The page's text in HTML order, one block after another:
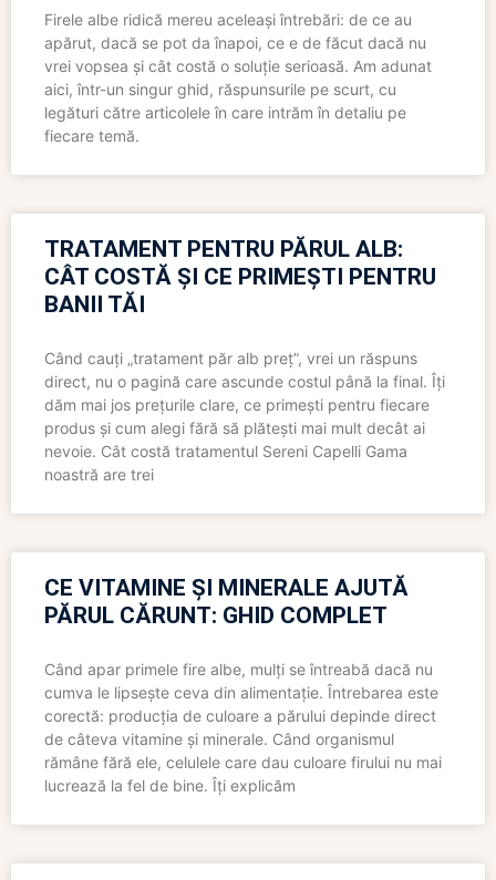
Firele albe ridică mereu aceleași întrebări: de ce au
apărut, dacă se pot da înapoi, ce e de făcut dacă nu
vrei vopsea și cât costă o soluție serioasă. Am adunat
aici, într-un singur ghid, răspunsurile pe scurt, cu
legături către articolele în care intrăm în detaliu pe
fiecare temă.
TRATAMENT PENTRU PĂRUL ALB:
CÂT COSTĂ ȘI CE PRIMEȘTI PENTRU
BANII TĂI
Când cauți „tratament păr alb preț”, vrei un răspuns
direct, nu o pagină care ascunde costul până la final. Îți
dăm mai jos prețurile clare, ce primești pentru fiecare
produs și cum alegi fără să plătești mai mult decât ai
nevoie. Cât costă tratamentul Sereni Capelli Gama
noastră are trei
CE VITAMINE ȘI MINERALE AJUTĂ
PĂRUL CĂRUNT: GHID COMPLET
Când apar primele fire albe, mulți se întreabă dacă nu
cumva le lipsește ceva din alimentație. Întrebarea este
corectă: producția de culoare a părului depinde direct
de câteva vitamine și minerale. Când organismul
rămâne fără ele, celulele care dau culoare firului nu mai
lucrează la fel de bine. Îți explicăm